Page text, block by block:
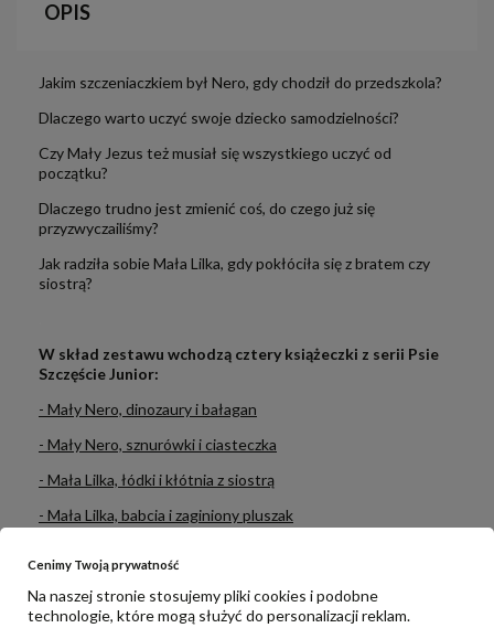
OPIS
Jakim szczeniaczkiem był Nero, gdy chodził do przedszkola?
Dlaczego warto uczyć swoje dziecko samodzielności?
Czy Mały Jezus też musiał się wszystkiego uczyć od
początku?
Dlaczego trudno jest zmienić coś, do czego już się
przyzwyczailiśmy?
Jak radziła sobie Mała Lilka, gdy pokłóciła się z bratem czy
siostrą?
W skład zestawu wchodzą cztery książeczki z serii Psie
Szczęście Junior:
- Mały Nero, dinozaury i bałagan
- Mały Nero, sznurówki i ciasteczka
- Mała Lilka, łódki i kłótnia z siostrą
- Mała Lilka, babcia i zaginiony pluszak
Cenimy Twoją prywatność
Na naszej stronie stosujemy pliki cookies i podobne
technologie, które mogą służyć do personalizacji reklam.